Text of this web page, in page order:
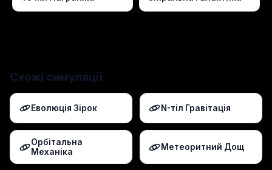
Схожі симуляції
Еволюція Зірок N-тіл Гравітація
Орбітальна
Механіка
Метеоритний Дощ